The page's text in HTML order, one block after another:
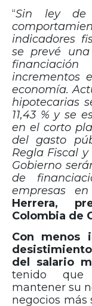
“Sin ley de
indicadores
se prevé
incrementos
economía.
hipotecarias
11,43 % y se
en el corto
del gasto
Regla Fiscal
Gobierno
de
empresas
Herrera,
Colombia de
Con menos
del salario
tenido que
mantener su
negocios más